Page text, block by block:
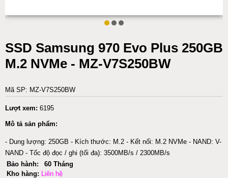
SSD Samsung 970 Evo Plus 250GB
M.2 NVMe - MZ-V7S250BW
Mã SP: MZ-V7S250BW
Lượt xem: 6195
Mô tả sản phẩm:
- Dung lượng: 250GB - Kích thước: M.2 - Kết nối: M.2 NVMe - NAND: V-
NAND - Tốc độ đọc / ghi (tối đa): 3500MB/s / 2300MB/s
Bảo hành:
60 Tháng
Kho hàng:
Liên hệ